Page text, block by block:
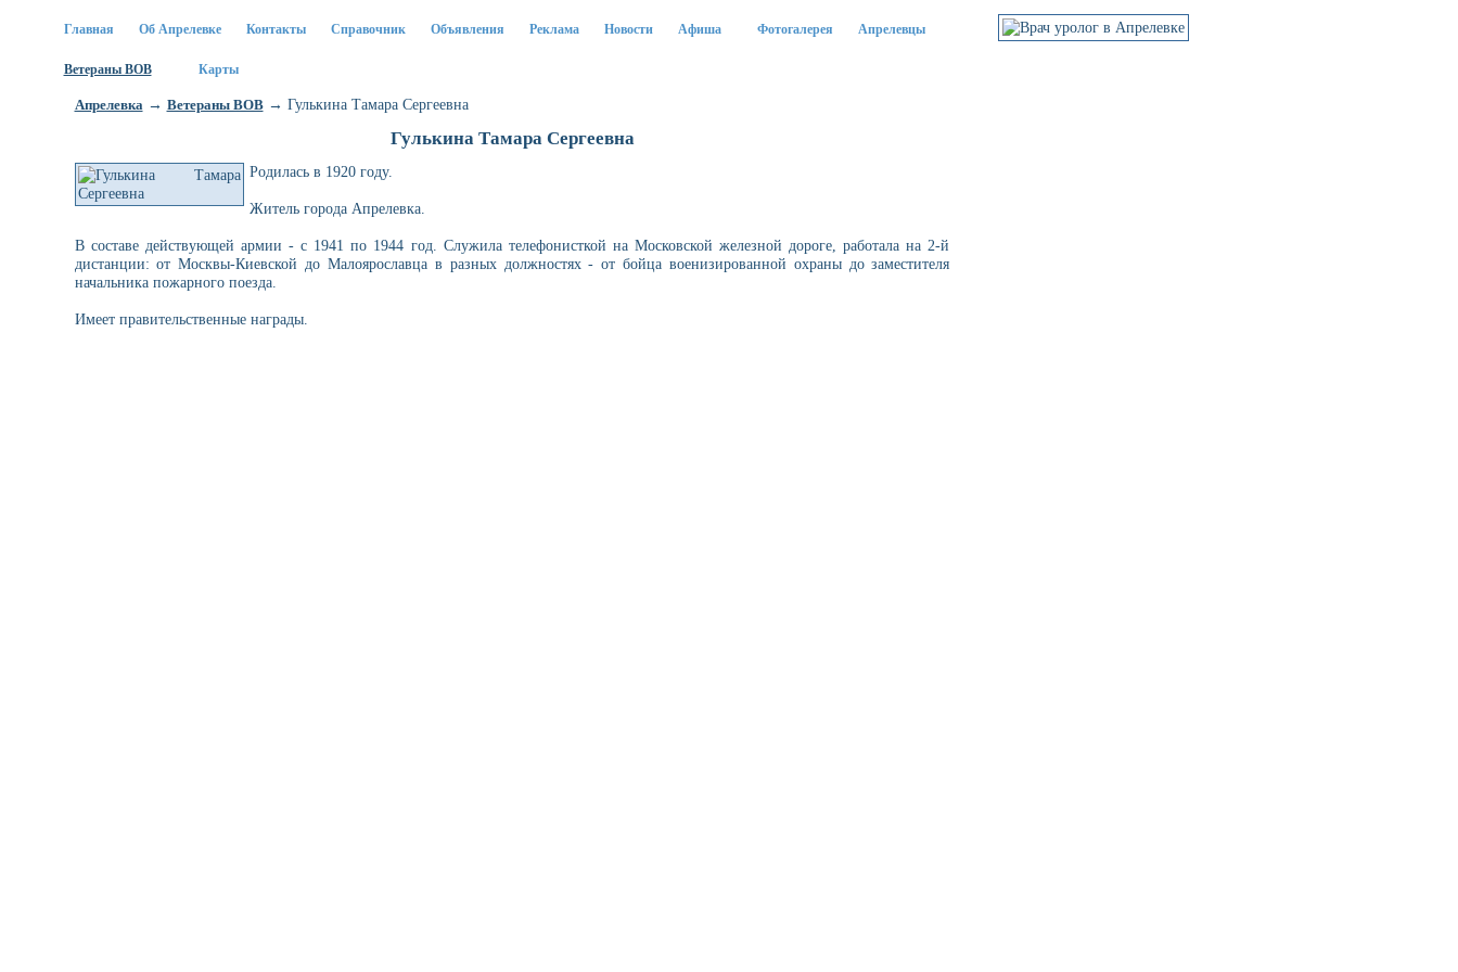
Главная Об Апрелевке Контакты Справочник Объявления Реклама Новости Афиша Фотогалерея Апрелевцы
Ветераны ВОВ Карты
Апрелевка → Ветераны ВОВ→ Гулькина Тамара Сергеевна
Гулькина Тамара Сергеевна
Родилась в 1920 году.
Житель города Апрелевка.
В составе действующей армии - с 1941 по 1944 год. Служила телефонисткой на Московской железной дороге, работала на 2-й
дистанции: от Москвы-Киевской до Малоярославца в разных должностях - от бойца военизированной охраны до заместителя
начальника пожарного поезда.
Имеет правительственные награды.